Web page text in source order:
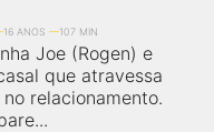
16 ANOS 107 MIN
Joe (Rogen) e
que atravessa
relacionamento.